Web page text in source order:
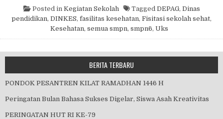
Posted in Kegiatan Sekolah Tagged DEPAG, Dinas
pendidikan, DINKES, fasilitas kesehatan, Fisitasi sekolah sehat,
Kesehatan, semua smpn, smpn6, Uks
BERITA TERBARU
PONDOK PESANTREN KILAT RAMADHAN 1446 H
Peringatan Bulan Bahasa Sukses Digelar, Siswa Asah Kreativitas
PERINGATAN HUT RI KE-79